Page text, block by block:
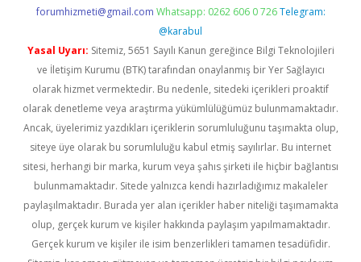
forumhizmeti@gmail.com Whatsapp: 0262 606 0 726 Telegram:
@karabul
Yasal Uyarı: Sitemiz, 5651 Sayılı Kanun gereğince Bilgi Teknolojileri
ve İletişim Kurumu (BTK) tarafından onaylanmış bir Yer Sağlayıcı
olarak hizmet vermektedir. Bu nedenle, sitedeki içerikleri proaktif
olarak denetleme veya araştırma yükümlülüğümüz bulunmamaktadır.
Ancak, üyelerimiz yazdıkları içeriklerin sorumluluğunu taşımakta olup,
siteye üye olarak bu sorumluluğu kabul etmiş sayılırlar. Bu internet
sitesi, herhangi bir marka, kurum veya şahıs şirketi ile hiçbir bağlantısı
bulunmamaktadır. Sitede yalnızca kendi hazırladığımız makaleler
paylaşılmaktadır. Burada yer alan içerikler haber niteliği taşımamakta
olup, gerçek kurum ve kişiler hakkında paylaşım yapılmamaktadır.
Gerçek kurum ve kişiler ile isim benzerlikleri tamamen tesadüfidir.